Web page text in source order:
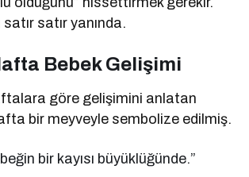
satır yanında.
Bebek Gelişimi
göre gelişimini anlatan
bir meyveyle sembolize edilmiş.
bir kayısı büyüklüğünde.”